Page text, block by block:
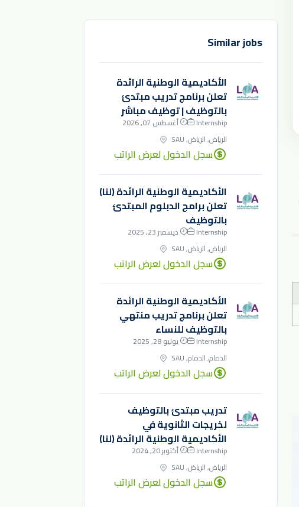
Similar jobs
الأكاديمية الوطنية الرائدة
تعلن برنامج تدريب مبتدئ
بالتوظيف | توظيف مباشر
Internship
أغسطس 07, 2026
الرياض, الرياض, SAU
سجل الدخول لعرض الراتب
الأكاديمية الوطنية الرائدة (لنا)
تعلن برامج الدبلوم المبتدئ
بالتوظيف
Internship
ديسمبر 23, 2025
الرياض, الرياض, SAU
سجل الدخول لعرض الراتب
الأكاديمية الوطنية الرائدة
تعلن برنامج تدريب منتهي
بالتوظيف للنساء
Internship
يوليو 28, 2025
الدمام, الدمام, SAU
سجل الدخول لعرض الراتب
تدريب مبتدئ بالتوظيف
لخريجات الثانوية في
الأكاديمية الوطنية الرائدة (لنا)
Internship
أكتوبر 20, 2024
الرياض, الرياض, SAU
سجل الدخول لعرض الراتب